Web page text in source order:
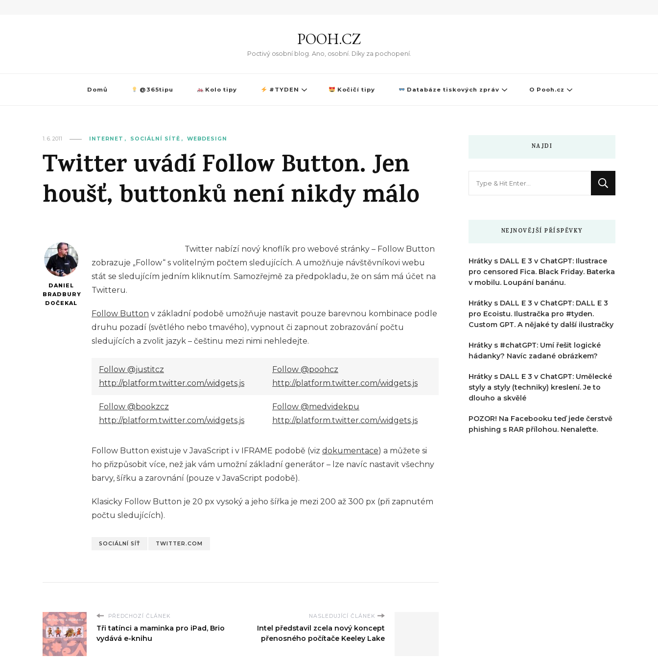
POOH.CZ
Poctivý osobní blog. Ano, osobní. Díky za pochopení.
Domů @365tipu Kolo tipy #TYDEN Kočičí tipy Databáze tiskových zpráv O Pooh.cz
1. 6. 2011 INTERNET SOCIÁLNÍ SÍTĚ WEBDESIGN
Twitter uvádí Follow Button. Jen
houšť, buttonků není nikdy málo
DANIEL
BRADBURY
DOČEKAL
Twitter nabízí nový knoflík pro webové stránky – Follow Button
zobrazuje „Follow“ s volitelným počtem sledujících. A umožňuje návštěvníkovi webu
stát se sledujícím jedním kliknutím. Samozřejmě za předpokladu, že on sám má účet na
Twitteru.
Follow Button v základní podobě umožňuje nastavit pouze barevnou kombinace podle
druhu pozadí (světlého nebo tmavého), vypnout či zapnout zobrazování počtu
sledujících a zvolit jazyk – češtinu mezi nimi nehledejte.
Follow @justitcz
http://platform.twitter.com/widgets.js
Follow @poohcz
http://platform.twitter.com/widgets.js
Follow @bookzcz
http://platform.twitter.com/widgets.js
Follow @medvidekpu
http://platform.twitter.com/widgets.js
Follow Button existuje v JavaScript i v IFRAME podobě (viz dokumentace) a můžete si
ho přizpůsobit více, než jak vám umožní základní generátor – lze navíc nastavit všechny
barvy, šířku a zarovnání (pouze v JavaScript podobě).
Klasicky Follow Button je 20 px vysoký a jeho šířka je mezi 200 až 300 px (při zapnutém
počtu sledujících).
SOCIÁLNÍ SÍŤ TWITTER.COM
PŘEDCHOZÍ ČLÁNEK
Tři tatínci a maminka pro iPad, Brio
vydává e-knihu
NASLEDUJÍCÍ ČLÁNEK
Intel představil zcela nový koncept
přenosného počítače Keeley Lake
NAJDI
NEJNOVĚJŠÍ PŘÍSPĚVKY
Hrátky s DALL E 3 v ChatGPT: Ilustrace
pro censored Fica. Black Friday. Baterka
v mobilu. Loupání banánu.
Hrátky s DALL E 3 v ChatGPT: DALL E 3
pro Ecoistu. Ilustračka pro #tyden.
Custom GPT. A nějaké ty další ilustračky
Hrátky s #chatGPT: Umí řešit logické
hádanky? Navíc zadané obrázkem?
Hrátky s DALL E 3 v ChatGPT: Umělecké
styly a styly (techniky) kreslení. Je to
dlouho a skvělé
POZOR! Na Facebooku teď jede čerstvě
phishing s RAR přílohou. Nenaleťte.